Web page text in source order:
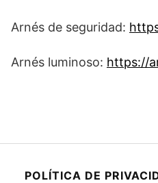
Arnés de seguridad:
Arnés luminoso: https://
POLÍTICA DE